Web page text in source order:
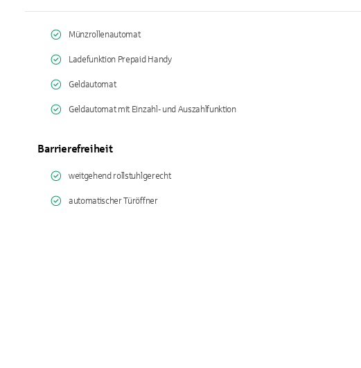
Münzrollenautomat
Ladefunktion Prepaid Handy
Geldautomat
Geldautomat mit Einzahl- und Auszahlfunktion
Barrierefreiheit
weitgehend rollstuhlgerecht
automatischer Türöffner